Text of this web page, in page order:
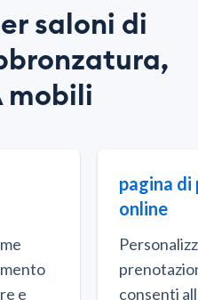
saloni di
mobili
e
pagina
online
consenti